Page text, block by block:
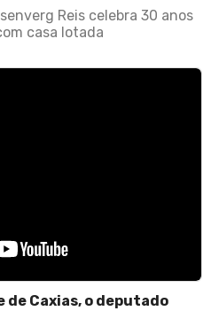
Reis celebra 30 anos
casa lotada
de Caxias, o deputado